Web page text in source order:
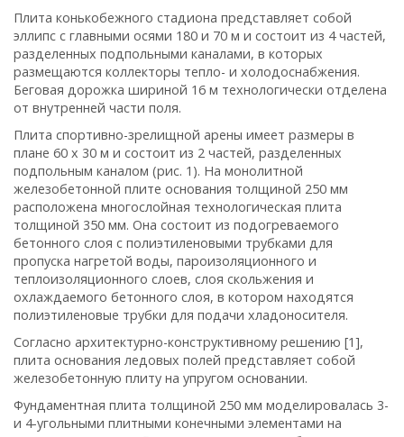
Плита конькобежного стадиона представляет собой
эллипс с главными осями 180 и 70 м и состоит из 4 частей,
разделенных подпольными каналами, в которых
размещаются коллекторы тепло- и холодоснабжения.
Беговая дорожка шириной 16 м технологически отделена
от внутренней части поля.
Плита спортивно-зрелищной арены имеет размеры в
плане 60 х 30 м и состоит из 2 частей, разделенных
подпольным каналом (рис. 1). На монолитной
железобетонной плите основания толщиной 250 мм
расположена многослойная технологическая плита
толщиной 350 мм. Она состоит из подогреваемого
бетонного слоя с полиэтиленовыми трубками для
пропуска нагретой воды, пароизоляционного и
теплоизоляционного слоев, слоя скольжения и
охлаждаемого бетонного слоя, в котором находятся
полиэтиленовые трубки для подачи хладоносителя.
Согласно архитектурно-конструктивному решению [1],
плита основания ледовых полей представляет собой
железобетонную плиту на упругом основании.
Фундаментная плита толщиной 250 мм моделировалась 3-
и 4-угольными плитными конечными элементами на